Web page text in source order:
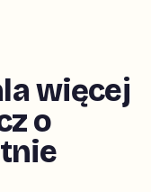
więcej
o